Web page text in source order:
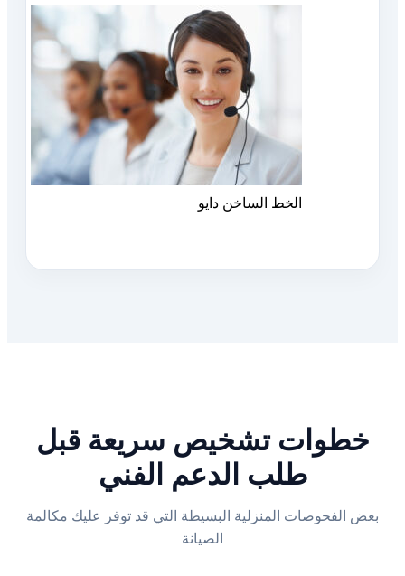
الخط الساخن دايو
خطوات تشخيص سريعة قبل
طلب الدعم الفني
بعض الفحوصات المنزلية البسيطة التي قد توفر عليك مكالمة
الصيانة